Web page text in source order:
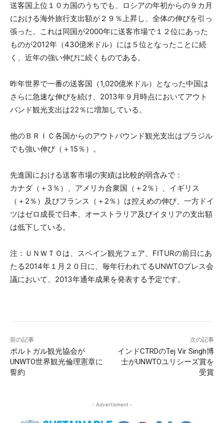
送客国上位１０カ国のうちでも、ロシアの年初からの９カ月
における海外旅行支出額が２９％上昇し、全体の伸びを引っ
張った。これは同国が2000年に送客市場で１２位にあった
ものが2012年（430億米ドル）には５位となったことに続
く、近年の強い伸びに続くものである。
昨年世界で一番の送客国（1,020億米ドル）となった中国は
さらに急速な伸びを続け、2013年９月時点においてアウト
バンド観光支出は22％に増加している。
他のＢＲＩＣ各国からのアウトバウンド観光支出はブラジル
でも強い伸び（＋15％）。
先進国における送客市場の実績は比較的弱含みで：
カナダ（＋3％）、アメリカ合衆国（＋2％）、イギリス
（＋2％）及びフランス（＋2％）は控えめの伸び、一方ドイ
ツはゼロ成長で日本、オーストラリア及びイタリアの支出額
は低下している。
注：ＵＮＷＴＯは、スペイン観光フェア、FITURの前日にあ
たる2014年１月２０日に、毎年行われてるUNWTOプレス会
議において、2013年通年成果を発表する予定です。
前の記事
ポルトガル観光協会が
UNWTO世界観光倫理憲章に
誓約
次の記事
インドCTRDのTej Vir Singh博
士がUNWTOユリシーズ賞を
受賞
- Advertisment -